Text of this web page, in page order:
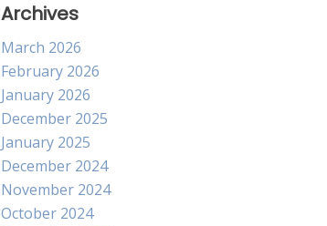
Archives
March 2026
February 2026
January 2026
December 2025
January 2025
December 2024
November 2024
October 2024